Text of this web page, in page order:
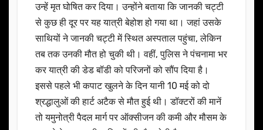
उन्हें मृत घोषित कर दिया। उन्होंने बताया कि जानकी चट्टी
से कुछ ही दूर पर यह यात्री बेहोश हो गया था। जहां उसके
साथियों ने जानकी चट्टी में स्थित अस्पताल पहुंचा, लेकिन
तब तक उनकी मौत हो चुकी थी। वहीं, पुलिस ने पंचनामा भर
कर यात्री की डेड बॉडी को परिजनों को सौंप दिया है।
इससे पहले भी कपाट खुलने के दिन यानी 10 मई को दो
श्रद्धालुओं की हार्ट अटैक से मौत हुई थी। डॉक्टरों की मानें
तो यमुनोत्री पैदल मार्ग पर ऑक्सीजन की कमी और मौसम के